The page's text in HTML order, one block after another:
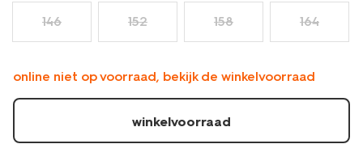
146 152 158 164
online niet op voorraad, bekijk de winkelvoorraad
winkelvoorraad